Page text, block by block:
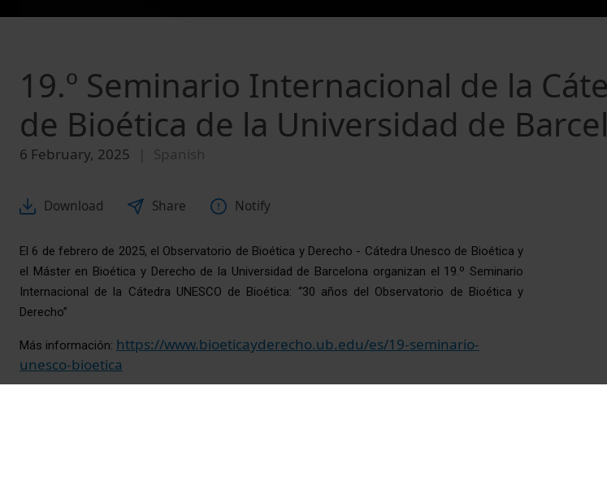
19.º Seminario Internacional de la
de Bioética de la Universidad de
6 February, 2025 Spanish
Download Share Notify
El 6 de febrero de 2025, el Observatorio de Bioética y Derecho - Cátedra Unesco de Bioética y
el Máster en Bioética y Derecho de la Universidad de Barcelona organizan el 19.º Seminario
Internacional de la Cátedra UNESCO de Bioética: “30 años del Observatorio de Bioética y
Derecho”
Más información: https://www.bioeticayderecho.ub.edu/es/19-seminario-
unesco-bioetica